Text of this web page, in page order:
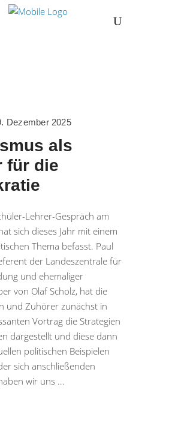
Dezember 2025
als
für die
Lehrer-Gespräch am
sich dieses Jahr mit einem
Thema befasst. Paul
der Landeszentrale für
und ehemaliger
von Olaf Scholz, hat die
und Zuhörer zunächst in
Vortrag die Strategien
dargestellt und diese dann
politischen Beispielen
sich anschließenden
wir uns